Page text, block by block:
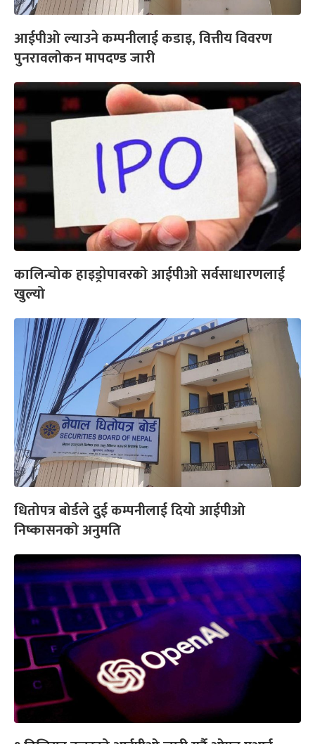
आईपीओ ल्याउने कम्पनीलाई कडाइ, वित्तीय विवरण
पुनरावलोकन मापदण्ड जारी
कालिन्चोक हाइड्रोपावरको आईपीओ सर्वसाधारणलाई
खुल्यो
धितोपत्र बोर्डले दुई कम्पनीलाई दियो आईपीओ
निष्कासनको अनुमति